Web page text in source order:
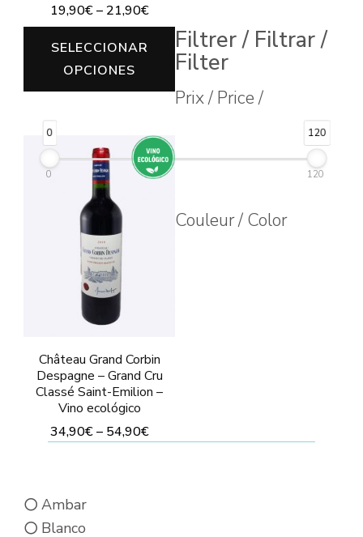
19,90€– 21,90€
SELECCIONAR
OPCIONES
Este
producto
tiene
Las
se
Château Grand Corbin
Despagne – Grand Cru
Classé Saint-Emilion –
Vino ecológico
34,90€– 54,90€
Filtrer / Filtrar /
Filter
Prix / Price /
0 120
0 120
Couleur / Color
Ambar
Blanco